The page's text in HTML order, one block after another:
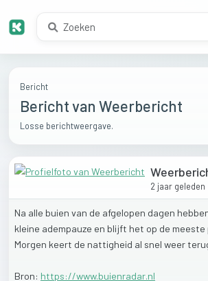
Bericht
Bericht van Weerbericht
Losse berichtweergave.
2 jaar geleden
Na alle buien van de afgelopen dagen
kleine adempauze en blijft het op de meeste
Morgen keert de nattigheid al snel weer
Bron: https://www.buienradar.nl